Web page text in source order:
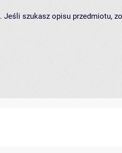
. Jeśli szukasz opisu przedmiotu,